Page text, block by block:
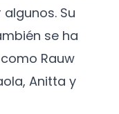
Su
se ha
Rauw
Anitta y